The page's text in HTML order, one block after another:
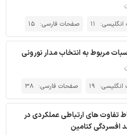
11 صفحات فارسی: 15
مربوط به انتخاب مدار نورونی
19 صفحات فارسی: 38
تفاوت های ارتباطی عملکردی در
افسردگی کتامین